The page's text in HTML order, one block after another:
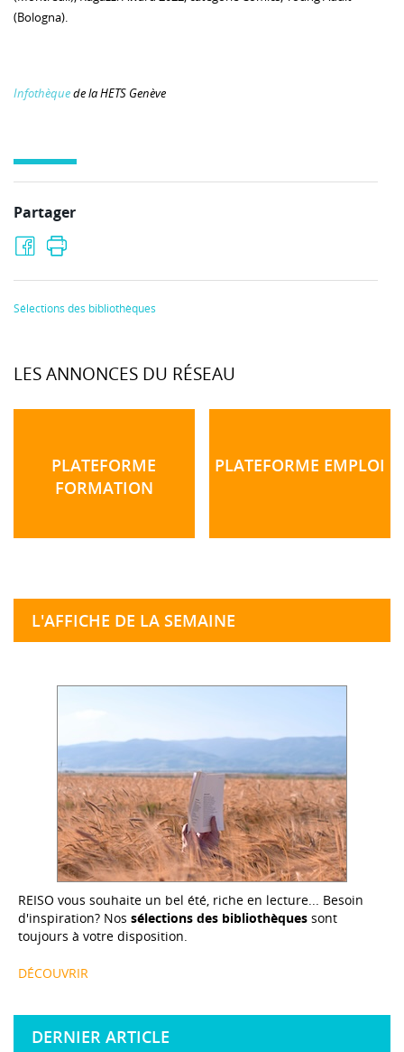
(Bologna).
Infothèquede la HETS Genève
Partager
Sélections des bibliothèques
LES ANNONCES DU RÉSEAU
PLATEFORME
FORMATION
PLATEFORME EMPLOI
L'AFFICHE DE LA SEMAINE
REISO vous souhaite un bel été, riche en lecture... Besoin
d'inspiration? Nos sélections des bibliothèques sont
toujours à votre disposition.
DÉCOUVRIR
DERNIER ARTICLE